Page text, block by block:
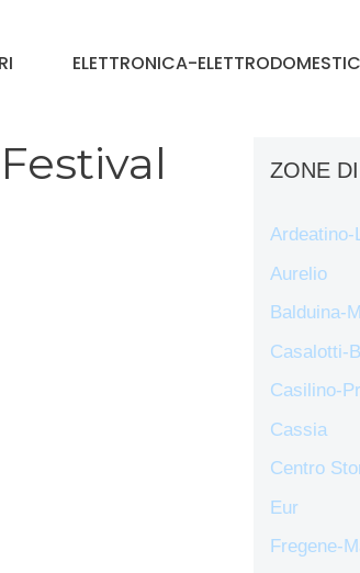
ELETTRONICA-
ZONE
Ardeatino-
Aurelio
Balduina-
Casalotti-
Casilino-
Cassia
Centro
Eur
Fregene-